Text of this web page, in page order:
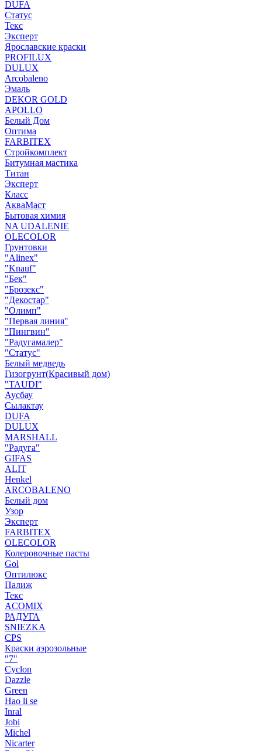
DUFA
Статус
Текс
Эксперт
Ярославские краски
PROFILUX
DULUX
Arcobaleno
Эмаль
DEKOR GOLD
APOLLO
Белый Дом
Оптима
FARBITEX
Стройкомплект
Битумная мастика
Титан
Эксперт
Класс
АкваМаст
Бытовая химия
NA UDALENIE
OLECOLOR
Грунтовки
"Alinex"
"Knauf"
"Бек"
"Брозекс"
"Декостар"
"Олимп"
"Первая линия"
"Пингвин"
"Радугамалер"
"Статус"
Белый медведь
Гизогрунт(Красивый дом)
"TAUDI"
Аусбау
Сылактау
DUFA
DULUX
MARSHALL
"Радуга"
GIFAS
ALIT
Henkel
ARCOBALENO
Белый дом
Узор
Эксперт
FARBITEX
OLECOLOR
Колеровочные пасты
Gol
Оптилюкс
Палиж
Текс
ACOMIX
РАДУГА
SNIEZKA
CPS
Краски аэрозольные
"7"
Cyclon
Dazzle
Green
Hao li se
Inral
Jobi
Michel
Nicarter